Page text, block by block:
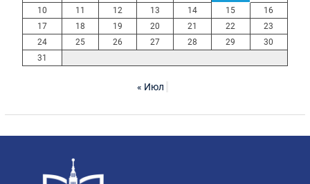
10
11 12 13 14 15
16
17
18 19 20 21 22
23
24
25 26 27 28 29
30
31
« Июл